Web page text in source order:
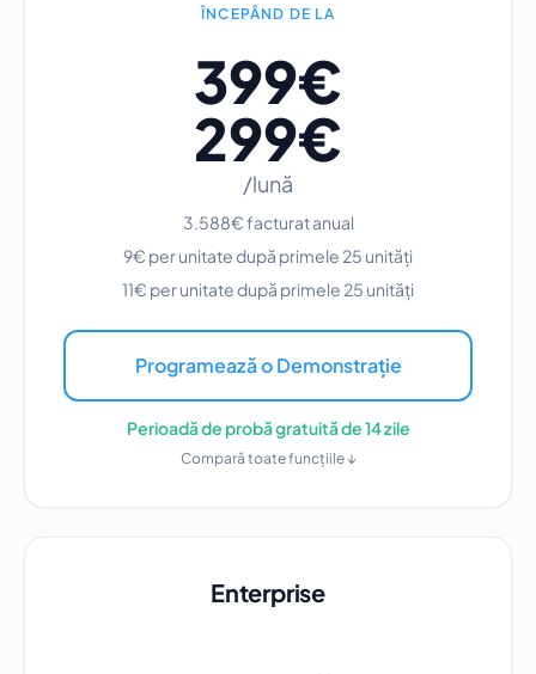
ÎNCEPÂND DE LA
399€
299€
/lună
3.588€ facturat anual
9€ per unitate după primele 25 unități
11€ per unitate după primele 25 unități
Programează o Demonstrație
Perioadă de probă gratuită de 14 zile
Compară toate funcțiile ↓
Enterprise